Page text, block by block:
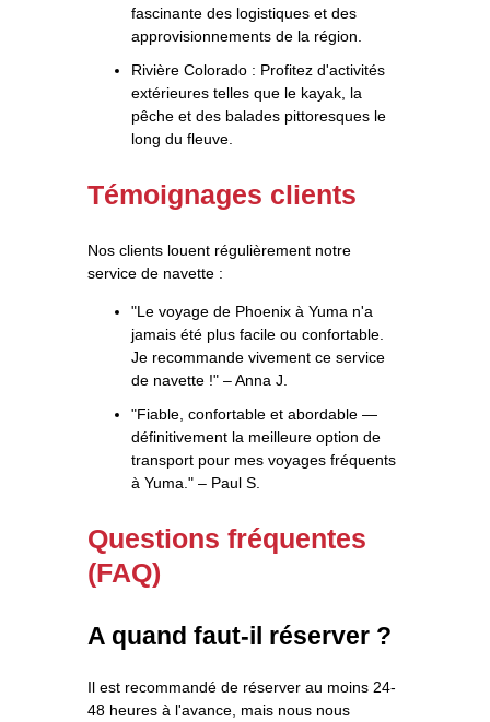
fascinante des logistiques et des
approvisionnements de la région.
Rivière Colorado : Profitez d'activités
extérieures telles que le kayak, la
pêche et des balades pittoresques le
long du fleuve.
Témoignages clients
Nos clients louent régulièrement notre
service de navette :
"Le voyage de Phoenix à Yuma n'a
jamais été plus facile ou confortable.
Je recommande vivement ce service
de navette !" – Anna J.
"Fiable, confortable et abordable —
définitivement la meilleure option de
transport pour mes voyages fréquents
à Yuma." – Paul S.
Questions fréquentes
(FAQ)
A quand faut-il réserver ?
Il est recommandé de réserver au moins 24-
48 heures à l'avance, mais nous nous